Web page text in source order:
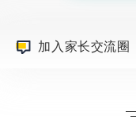
加入家长交流